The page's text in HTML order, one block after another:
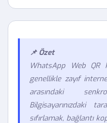
📌 Özet
WhatsApp Web QR
genellikle zayıf
arasındaki
Bilgisayarınızdaki
sıfırlamak, bağlantı